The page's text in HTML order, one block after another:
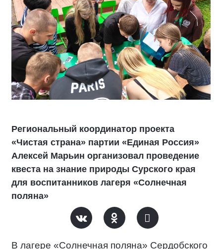
Региональный координатор проекта
«Чистая страна» партии «Единая Россия»
Алексей Марьин организовал проведение
квеста на знание природы Сурского края
для воспитанников лагеря «Солнечная
поляна»
В лагере «Солнечная поляна» Сердобского